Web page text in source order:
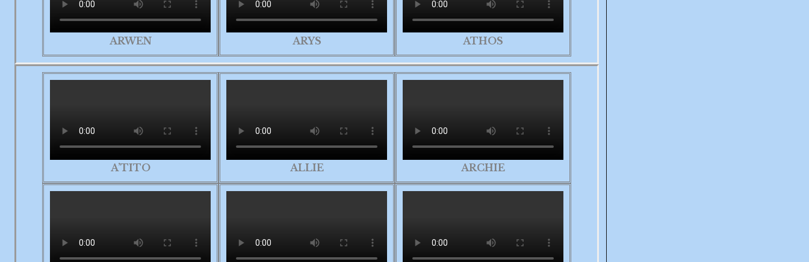
ARWEN ARYS ATHOS
A’TITO ALLIE ARCHIE